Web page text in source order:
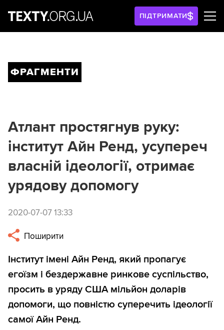
ПІДТРИМАТИ
ФРАГМЕНТИ
Атлант простягнув руку:
інститут Айн Ренд, усупереч
власній ідеології, отримає
урядову допомогу
2020-07-07 13:33
Поширити
Інститут імені Айн Ренд, який пропагує
егоїзм і бездержавне ринкове суспільство,
просить в уряду США мільйон доларів
допомоги, що повністю суперечить ідеології
самої Айн Ренд.